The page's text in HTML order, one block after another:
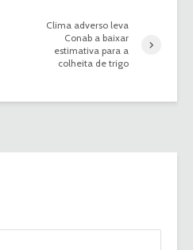
Clima adverso leva
Conab a baixar
estimativa para a
colheita de trigo